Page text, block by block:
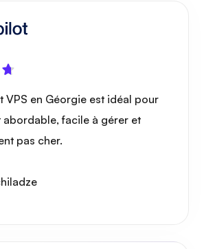
VPS en Géorgie est idéal pour
abordable, facile à gérer et
pas cher.